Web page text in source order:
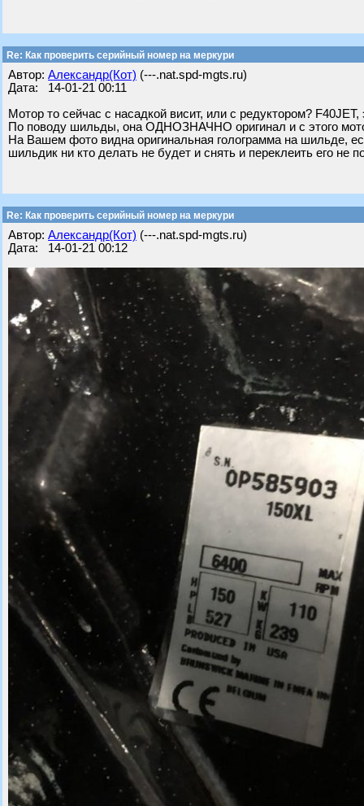
Re: Как проверить серийный номер на меркури
Автор: Александр(Кот) (---.nat.spd-mgts.ru)
Дата: 14-01-21 00:11
Мотор то сейчас с насадкой висит, или с редуктором?
По поводу шильды, она ОДНОЗНАЧНО оригинал и с этого
На Вашем фото видна оригинальная голограмма на шильде,
шильдик ни кто делать не будет и снять и переклеить его не
Re: Как проверить серийный номер на меркури
Автор: Александр(Кот) (---.nat.spd-mgts.ru)
Дата: 14-01-21 00:12